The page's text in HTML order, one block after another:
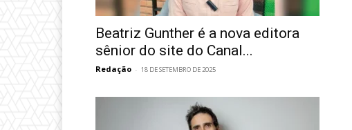
Beatriz Gunther é a nova editora
sênior do site do Canal...
Redação - 18 DE SETEMBRO DE 2025